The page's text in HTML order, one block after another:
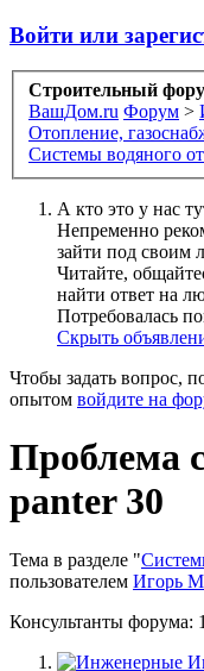
Войти или
Строительный
ВашДом.ru Форум >
Отопление,
Системы водяного
А кто это у нас
Непременно
зайти под своим
Читайте,
найти ответ на
Потребовалась
Скрыть
Чтобы задать вопрос,
опытом войдите на
Проблема
panter 30
Тема в разделе "
пользователем Игорь
Консультанты форума: 1